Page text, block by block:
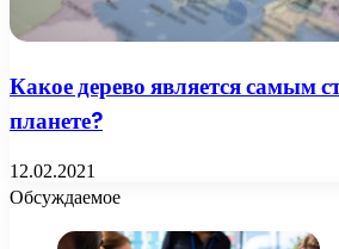
Какое дерево является самым
планете?
12.02.2021
Обсуждаемое